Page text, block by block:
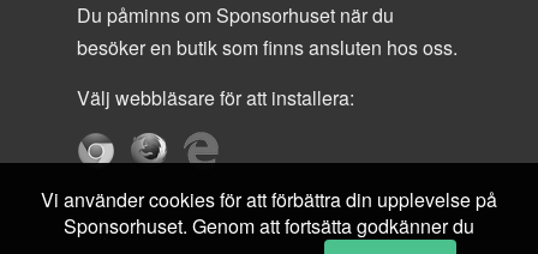
Du påminns om Sponsorhuset när du
besöker en butik som finns ansluten hos oss.
Välj webbläsare för att installera:
Vi använder cookies för att förbättra din upplevelse på
Sponsorhuset. Genom att fortsätta godkänner du